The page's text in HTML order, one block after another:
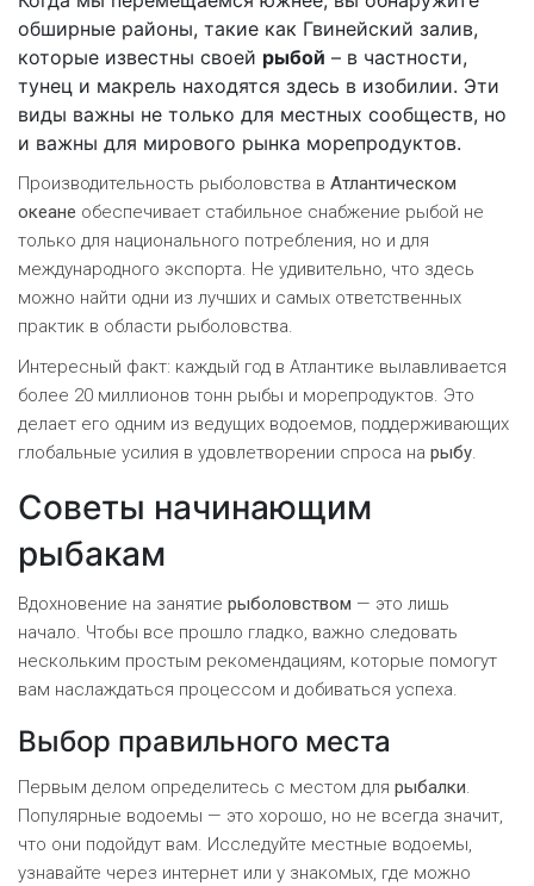
обширные районы, такие как Гвинейский залив,
которые известны своей рыбой – в частности,
тунец и макрель находятся здесь в изобилии. Эти
виды важны не только для местных сообществ, но
и важны для мирового рынка морепродуктов.
Производительность рыболовства в Атлантическом
океане обеспечивает стабильное снабжение рыбой не
только для национального потребления, но и для
международного экспорта. Не удивительно, что здесь
можно найти одни из лучших и самых ответственных
практик в области рыболовства.
Интересный факт: каждый год в Атлантике вылавливается
более 20 миллионов тонн рыбы и морепродуктов. Это
делает его одним из ведущих водоемов, поддерживающих
глобальные усилия в удовлетворении спроса на рыбу.
Советы начинающим
рыбакам
Вдохновение на занятие рыболовством — это лишь
начало. Чтобы все прошло гладко, важно следовать
нескольким простым рекомендациям, которые помогут
вам наслаждаться процессом и добиваться успеха.
Выбор правильного места
Первым делом определитесь с местом для рыбалки.
Популярные водоемы — это хорошо, но не всегда значит,
что они подойдут вам. Исследуйте местные водоемы,
узнавайте через интернет или у знакомых, где можно